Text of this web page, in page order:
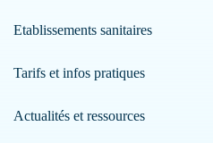
Etablissements sanitaires
Tarifs et infos pratiques
Actualités et ressources